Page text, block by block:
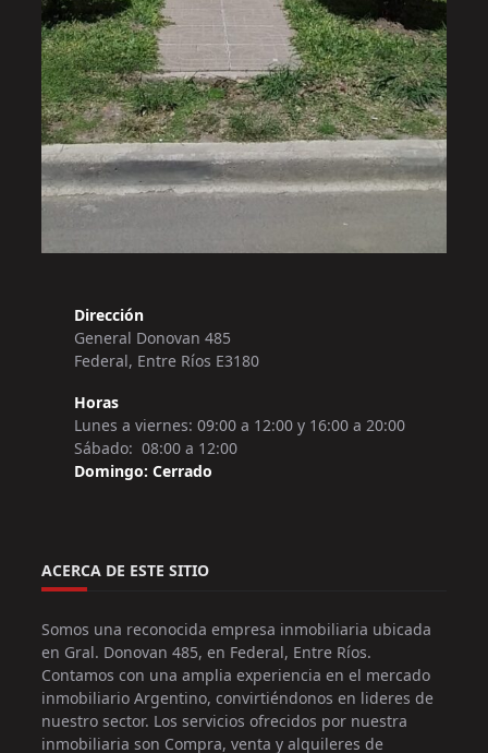
Dirección
General Donovan 485
Federal, Entre Ríos E3180
Horas
Lunes a viernes: 09:00 a 12:00 y 16:00 a 20:00
Sábado: 08:00 a 12:00
Domingo: Cerrado
ACERCA DE ESTE SITIO
Somos una reconocida empresa inmobiliaria ubicada
en Gral. Donovan 485, en Federal, Entre Ríos.
Contamos con una amplia experiencia en el mercado
inmobiliario Argentino, convirtiéndonos en lideres de
nuestro sector. Los servicios ofrecidos por nuestra
inmobiliaria son Compra, venta y alquileres de